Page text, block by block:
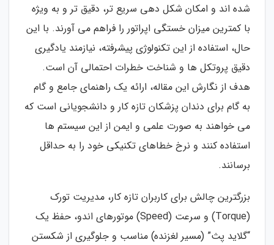
شده اند و امکان شکل دهی سریع تر، دقیق تر و به ویژه
با کمترین میزان خستگی اپراتور را فراهم می آورند. با این
حال، استفاده از این تکنولوژی پیشرفته، نیازمند یادگیری
دقیق پروتکل ها و شناخت خطرات احتمالی آن است.
هدف از نگارش این مقاله، ارائه یک راهنمای جامع و گام
به گام برای دندان پزشکان تازه کار و دانشجویانی است که
می خواهند به صورت علمی و ایمن از این سیستم ها
استفاده کنند و نرخ خطاهای تکنیکی خود را به حداقل
برسانند.
بزرگترین چالش برای کاربران تازه کار، مدیریت تورک
(Torque) و سرعت (Speed) موتورهای اندو، حفظ یک
“گلاید پث” (مسیر لغزنده) مناسب و جلوگیری از شکستن